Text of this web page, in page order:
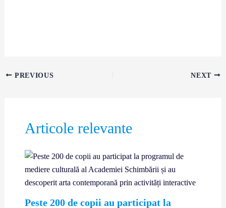
PREVIOUS NEXT
Articole relevante
Peste 200 de copii au participat la